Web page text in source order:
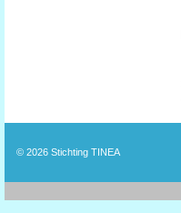
© 2026 Stichting TINEA